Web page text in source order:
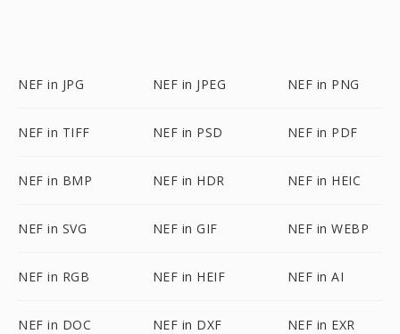
NEF in JPG NEF in JPEG NEF in PNG
NEF in TIFF NEF in PSD NEF in PDF
NEF in BMP NEF in HDR NEF in HEIC
NEF in SVG NEF in GIF NEF in WEBP
NEF in RGB NEF in HEIF NEF in AI
NEF in DOC NEF in DXF NEF in EXR